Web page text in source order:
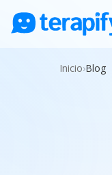
Inicio›Blog